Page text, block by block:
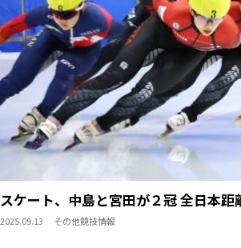
スケート、中島と宮田が２冠 全日本距
2025.09.13 その他競技情報